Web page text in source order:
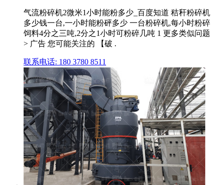
气流粉碎机2微米1小时能粉多少_百度知道 秸秆粉碎机
多少钱一台,一小时能粉砰多少 一台粉碎机,每小时粉碎
饲料4分之三吨,2分之1小时可粉碎几吨 1 更多类似问题
> 广告 您可能关注的 【破 .
联系电话: 180 3780 8511